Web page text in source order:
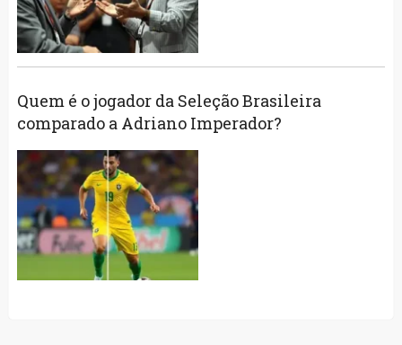
Quem é o jogador da Seleção Brasileira
comparado a Adriano Imperador?